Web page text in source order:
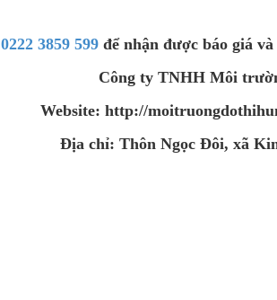
0222 3859 599 để nhận được báo giá
Công ty TNHH Môi
Website: http://
Địa chỉ: Thôn Ngọc Đôi, xã